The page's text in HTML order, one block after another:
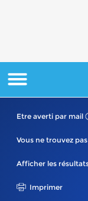
Etre averti par mail
Vous ne trouvez pas
Afficher les
Imprimer